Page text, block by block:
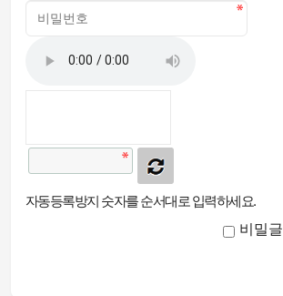
자동등록방지 숫자를 순서대로 입력하세요.
비밀글